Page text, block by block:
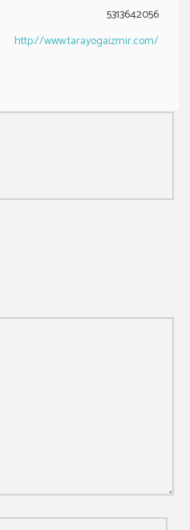
5313642056
http://www.tarayogaizmir.com/